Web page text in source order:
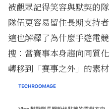
被觀眾記得笑容與默契的
隊伍更容易留住長期支持者
這也解釋了為什麼手遊電
搜 ：當賽事本身趨向同質
轉移到「賽事之外」的素材